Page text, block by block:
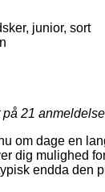
junior, sort
på 21
om dage en
dig mulighed
endda den